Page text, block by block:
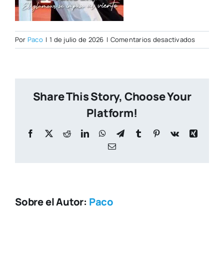
Por Paco | 1 de julio de 2026 | Comentarios desactivadosen
CITY
Share This Story, Choose Your
Platform!
Facebook
X RedditLinkedInWhatsApp
TelegramTumblr Pinterest
Vk
Xing
Correo
Sobre el Autor: Paco